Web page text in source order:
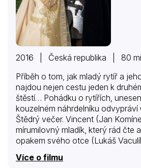
2016 | Česká republika | 80
Příběh o tom, jak mladý rytíř a
najdou nejen cestu jeden k
štěstí… Pohádku o rytířích,
kouzelném náhrdelníku odvypráví
Štědrý večer. Vincent (Jan
mírumilovný mladík, který rád čte
opakem svého otce (Lukáš
vysloužilý a ambiciózní rytíř
syna neustále opatrovat a
Více o filmu